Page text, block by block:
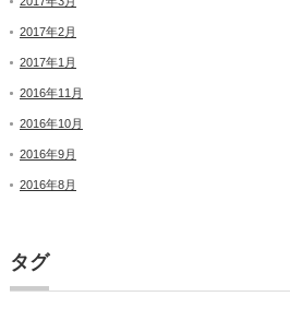
2017年2月
2017年1月
2016年11月
2016年10月
2016年9月
2016年8月
タグ